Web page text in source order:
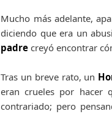
Mucho más adelante,
diciendo que era un
padre creyó encontrar
Tras un breve rato, un
eran crueles por hacer
contrariado; pero